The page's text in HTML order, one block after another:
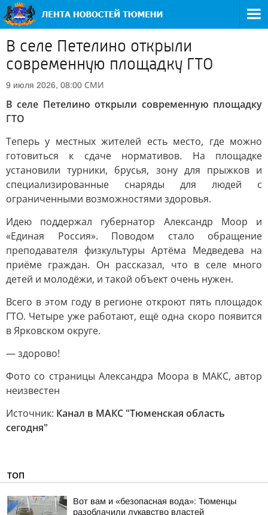
В селе Петелино открыли
современную площадку ГТО
9 июля 2026, 08:00 СМИ
В селе Петелино открыли современную площадку
ГТО
Теперь у местных жителей есть место, где можно
готовиться к сдаче нормативов. На площадке
установили турники, брусья, зону для прыжков и
специализированные снаряды для людей с
ограниченными возможностями здоровья.
Идею поддержал губернатор Александр Моор и
«Единая Россия». Поводом стало обращение
преподавателя физкультуры Артёма Медведева на
приёме граждан. Он рассказал, что в селе много
детей и молодёжи, и такой объект очень нужен.
Всего в этом году в регионе откроют пять площадок
ГТО. Четыре уже работают, ещё одна скоро появится
в Ярковском округе.
— здорово!
Фото со страницы Александра Моора в МАКС, автор
неизвестен
Источник: Канал в МАКС "Тюменская область
сегодня"
ТОП
Вот вам и «безопасная вода»: Тюменцы
разоблачили лукавство властей